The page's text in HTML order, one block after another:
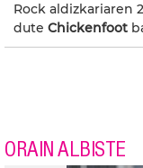
Rock aldizkariaren
dute Chickenfoot
ORAIN ALBISTE